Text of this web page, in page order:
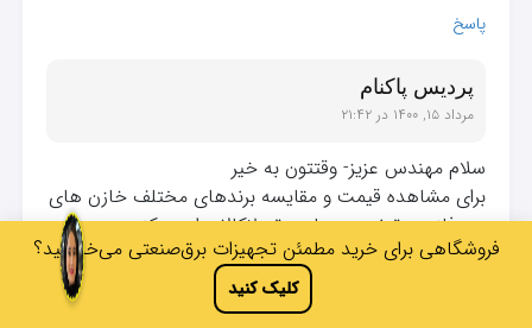
فروشگاهی برای خرید مطمئن تجهیزات برق‌صنعتی می‌خواهید؟
کلیک کنید
پاسخ
پردیس پاکنام
مرداد ۱۵, ۱۴۰۰ در ۲۱:۴۲
سلام مهندس عزیز- وقتتون به خیر
برای مشاهده قیمت و مقایسه برندهای مختلف خازن های
سه فاز می تونید به سایت تسلاکالا مراجعه کنید.
https://teslakala.com/